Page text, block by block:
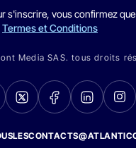
s'inscrire, vous confirmez
Termes et Conditions
Media SAS. tous droits